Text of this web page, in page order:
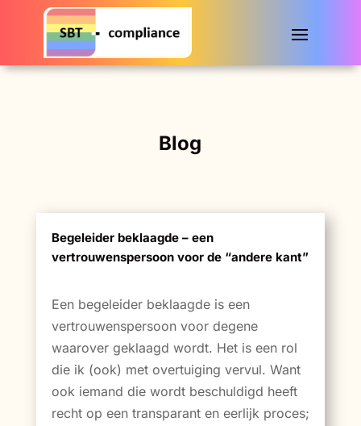
Blog
Begeleider beklaagde – een
vertrouwenspersoon voor de “andere kant”
Een begeleider beklaagde is een
vertrouwenspersoon voor degene
waarover geklaagd wordt. Het is een rol
die ik (ook) met overtuiging vervul. Want
ook iemand die wordt beschuldigd heeft
recht op een transparant en eerlijk proces;